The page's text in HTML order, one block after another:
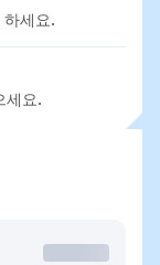
하세요.
세요.